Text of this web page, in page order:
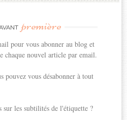
première
pour vous abonner au blog et
chaque nouvel article par email.
pouvez vous désabonner à tout
sur les subtilités de l'étiquette ?